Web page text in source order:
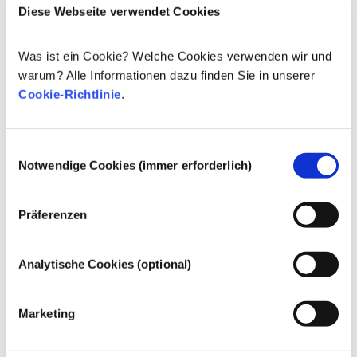
Diese Webseite verwendet Cookies
Was ist ein Cookie? Welche Cookies verwenden wir und
warum? Alle Informationen dazu finden Sie in unserer
Cookie-Richtlinie.
Notwendige Cookies (immer erforderlich)
Präferenzen
Analytische Cookies (optional)
Marketing
Regulierung von Kosmetika
Die Inhaltsstoffe von kosmetischen Mitteln
unterliegen gesetzlichen Regelungen. Bitte beachten
Ihre Kosmetika
Produkten in Europa
dass kosmetische Produkte und